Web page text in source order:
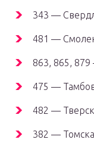
343 —
481 —
863, 865,
475 —
482 —
382 —